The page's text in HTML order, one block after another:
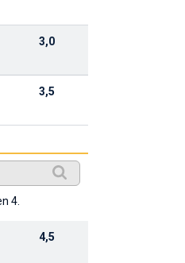
3,0
3,5
4.
4,5